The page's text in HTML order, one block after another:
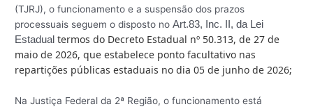
(TJRJ), o funcionamento e a suspensão dos prazos
processuais seguem o disposto noArt.83, Inc. II, da Lei
Estadualtermos do Decreto Estadual nº 50.313, de 27 de
maio de 2026, que estabelece ponto facultativo nas
repartições públicas estaduais no dia 05 de junho de 2026;
Na Justiça Federal da 2ª Região, o funcionamento está